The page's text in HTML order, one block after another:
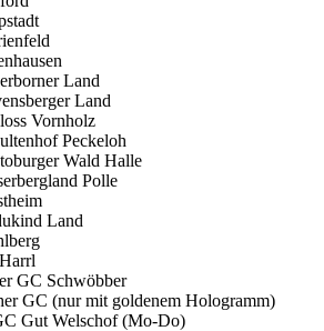
Land
Land
Vornholz
Peckeloh
Wald Halle
Polle
Land
GC Schwöbber
GC (nur mit goldenem Hologramm)
Gut Welschof (Mo-Do)